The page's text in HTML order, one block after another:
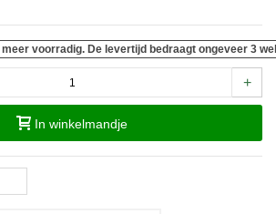
voorradig. De levertijd bedraagt ongeveer 3
+
In winkelmandje